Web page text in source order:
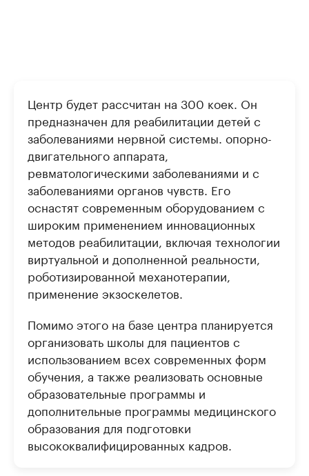
Центр будет рассчитан на 300 коек. Он
предназначен для реабилитации детей с
заболеваниями нервной системы. опорно-
двигательного аппарата,
ревматологическими заболеваниями и с
заболеваниями органов чувств. Его
оснастят современным оборудованием c
широким применением инновационных
методов реабилитации, включая технологии
виртуальной и дополненной реальности,
роботизированной механотерапии,
применение экзоскелетов.
Помимо этого на базе центра планируется
организовать школы для пациентов с
использованием всех современных форм
обучения, a также реализовать основные
образовательные программы и
дополнительные программы медицинского
образования для подготовки
высококвалифицированных кадров.